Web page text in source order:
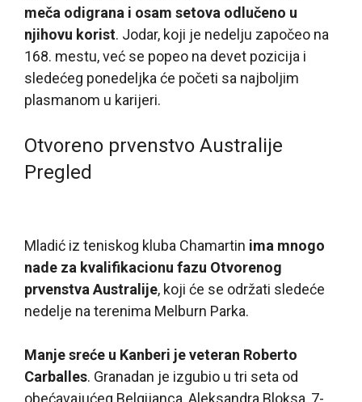
meča odigrana i osam setova odlučeno u
njihovu korist. Jodar, koji je nedelju započeo na
168. mestu, već se popeo na devet pozicija i
sledećeg ponedeljka će početi sa najboljim
plasmanom u karijeri.
Otvoreno prvenstvo Australije
Pregled
Mladić iz teniskog kluba Chamartin ima mnogo
nade za kvalifikacionu fazu Otvorenog
prvenstva Australije, koji će se održati sledeće
nedelje na terenima Melburn Parka.
Manje sreće u Kanberi je veteran Roberto
Carballes. Granadan je izgubio u tri seta od
obećavajućeg Belgijanca, Aleksandra Bloksa, 7-